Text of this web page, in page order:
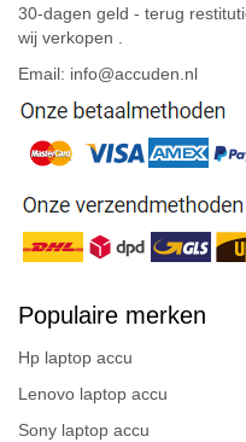
30-dagen geld - terug
wij verkopen .
Email: info@accuden.nl
Populaire merken
Hp laptop accu
Lenovo laptop accu
Sony laptop accu